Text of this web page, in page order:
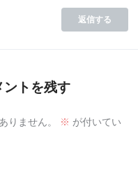
返信する
ントを残す
りません。 ※ が付いてい